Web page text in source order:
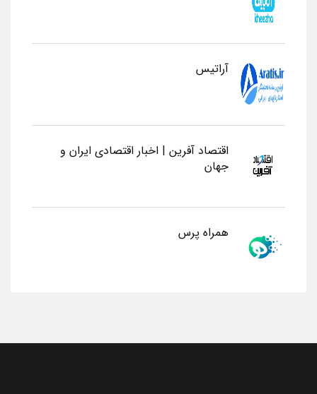
آراتیس
اقتصاد آفرین | اخبار اقتصادی ایران و
جهان
همراه پرس